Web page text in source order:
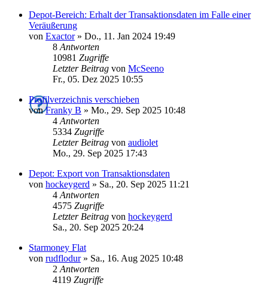
Depot-Bereich: Erhalt der Transaktionsdaten im Falle einer
Veräußerung
von Exactor» Do., 11. Jan 2024 19:49
8 Antworten
10981 Zugriffe
Letzter Beitrag von McSeeno
Fr., 05. Dez 2025 10:55
Profilverzeichnis verschieben
vonFranky B » Mo., 29. Sep 2025 10:48
4 Antworten
5334 Zugriffe
Letzter Beitrag von audiolet
Mo., 29. Sep 2025 17:43
Depot: Export von Transaktionsdaten
von hockeygerd » Sa., 20. Sep 2025 11:21
4 Antworten
4575 Zugriffe
Letzter Beitrag von hockeygerd
Sa., 20. Sep 2025 20:24
Starmoney Flat
von rudflodur» Sa., 16. Aug 2025 10:48
2 Antworten
4119 Zugriffe